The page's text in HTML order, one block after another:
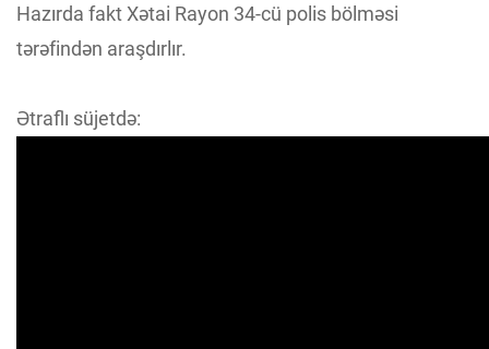
Hazırda fakt Xətai Rayon 34-cü polis bölməsi
tərəfindən araşdırlır.
Ətraflı süjetdə: